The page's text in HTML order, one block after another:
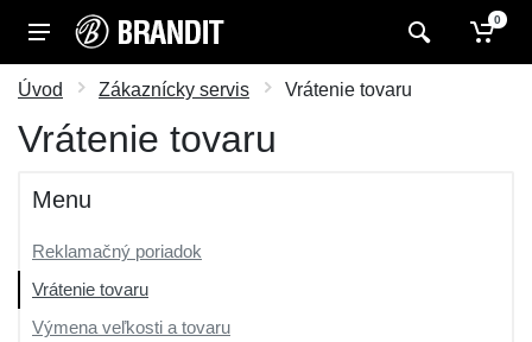
0
Úvod Zákaznícky servis Vrátenie tovaru
Vrátenie tovaru
Menu
Reklamačný poriadok
Vrátenie tovaru
Výmena veľkosti a tovaru